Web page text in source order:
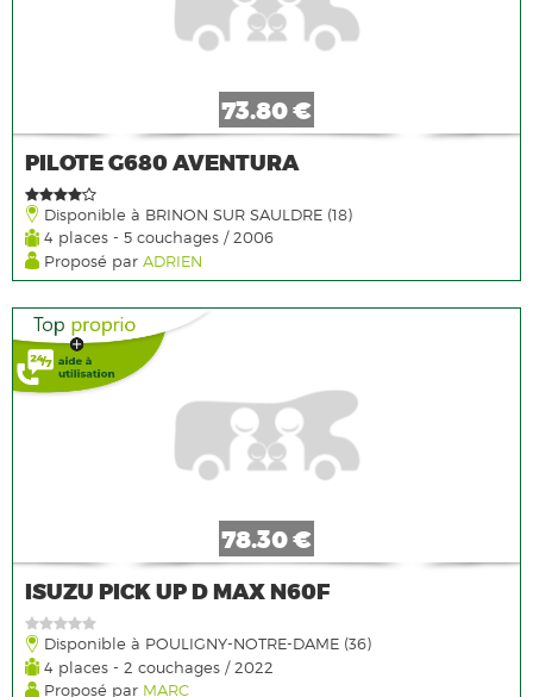
73.80 €
PILOTE G680 AVENTURA
Disponible à BRINON SUR SAULDRE (18)
4 places - 5 couchages / 2006
Proposé par ADRIEN
78.30 €
ISUZU PICK UP D MAX N60F
Disponible à POULIGNY-NOTRE-DAME (36)
4 places - 2 couchages / 2022
Proposé par MARC